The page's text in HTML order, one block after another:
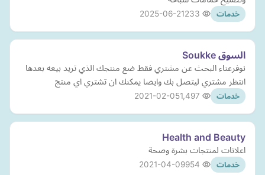
خدمات 2025-06-21
السوق Soukke
نوفرعناء البحث عن مشتري فقط ضع منتجك الذي تريد بيعه بعدها
انتظر مشتري ليتصل بك وايضا يمكنك ان تشتري اي منتج
خدمات 2021-02-05
Health and Beauty
اعلانات لمنتجات بشرة وصحة
خدمات 2021-04-09